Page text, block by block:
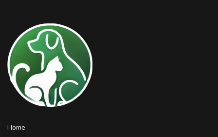
Home